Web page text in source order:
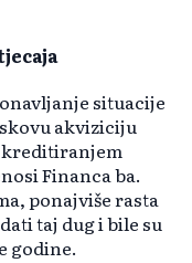
situacije
akviziciju
kreditiranjem
Financa ba.
ponajviše rasta
taj dug i bile su
godine.